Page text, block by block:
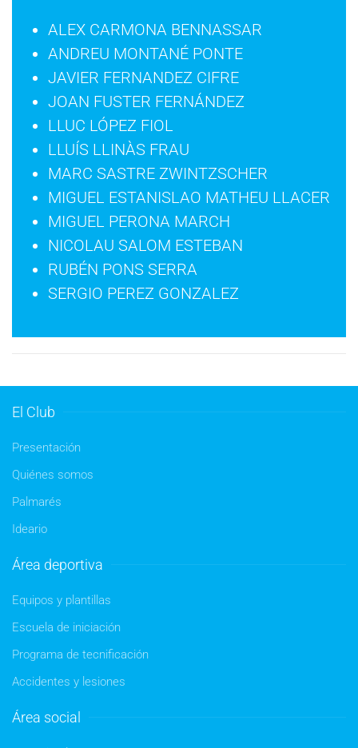
ALEX CARMONA BENNASSAR
ANDREU MONTANÉ PONTE
JAVIER FERNANDEZ CIFRE
JOAN FUSTER FERNÁNDEZ
LLUC LÓPEZ FIOL
LLUÍS LLINÀS FRAU
MARC SASTRE ZWINTZSCHER
MIGUEL ESTANISLAO MATHEU LLACER
MIGUEL PERONA MARCH
NICOLAU SALOM ESTEBAN
RUBÉN PONS SERRA
SERGIO PEREZ GONZALEZ
El Club
Presentación
Quiénes somos
Palmarés
Ideario
Área deportiva
Equipos y plantillas
Escuela de iniciación
Programa de tecnificación
Accidentes y lesiones
Área social